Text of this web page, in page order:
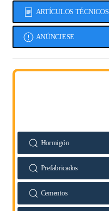
ARTÍCULOS TÉCNICOS
ANÚNCIESE
Hormigón
Prefabricados
Cementos